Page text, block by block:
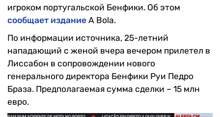
игроком португальской Бенфики. Об этом
сообщает издание A Bola.
По информации источника, 25-летний
нападающий с женой вчера вечером прилетел в
Лиссабон в сопровождении нового
генерального директора Бенфики Руи Педро
Браза. Предполагаемая сумма сделки – 15 млн
евро.